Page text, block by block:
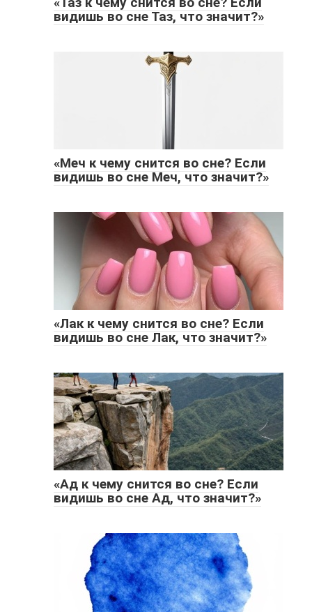
видишь во сне Таз, что значит?»
«Меч к чему снится во сне? Если
видишь во сне Меч, что значит?»
«Лак к чему снится во сне? Если
видишь во сне Лак, что значит?»
«Ад к чему снится во сне? Если
видишь во сне Ад, что значит?»